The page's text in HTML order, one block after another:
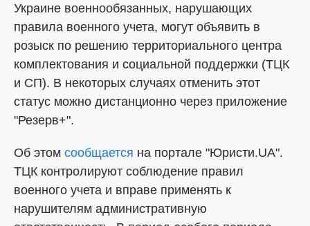
Украине военнообязанных, нарушающих
правила военного учета, могут объявить в
розыск по решению территориального центра
комплектования и социальной поддержки (ТЦК
и СП). В некоторых случаях отменить этот
статус можно дистанционно через приложение
"Резерв+".
Об этом сообщается на портале "Юристи.UA".
ТЦК контролируют соблюдение правил
военного учета и вправе применять к
нарушителям административную